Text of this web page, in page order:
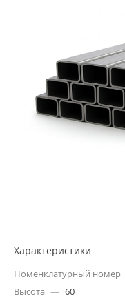
Характеристики
Номенклатурный номер
Высота — 60